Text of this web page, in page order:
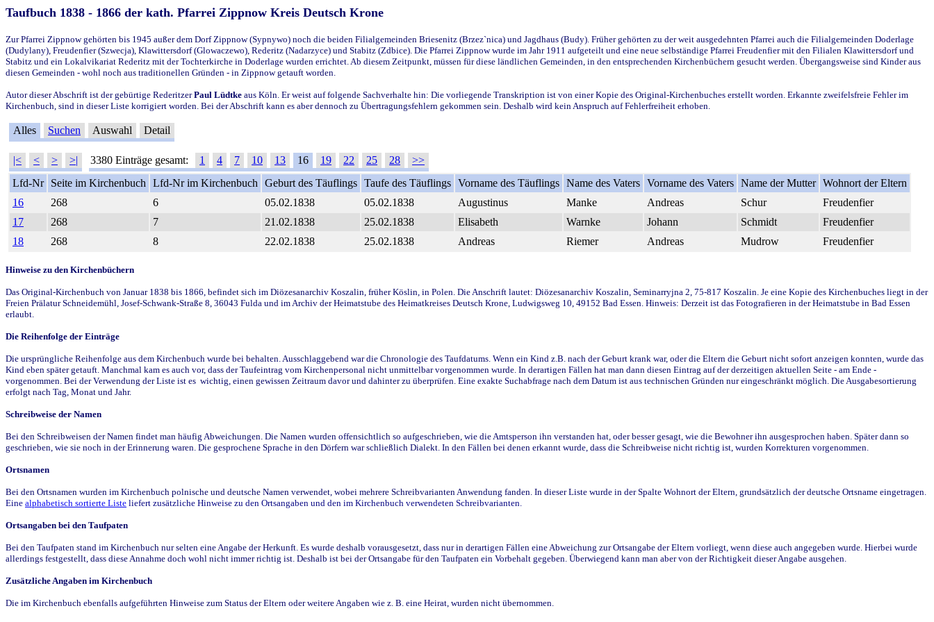
Taufbuch 1838 - 1866 der kath. Pfarrei Zippnow Kreis Deutsch Krone
Zur Pfarrei Zippnow gehörten bis 1945 außer dem Dorf Zippnow (Sypnywo) noch die beiden Filialgemeinden Briesenitz (Brzez`nica) und Jagdhaus (Budy). Früher gehörten zu der weit ausgedehnten Pfarrei auch die Filialgemeinden Doderlage
(Dudylany), Freudenfier (Szwecja), Klawittersdorf (Glowaczewo), Rederitz (Nadarzyce) und Stabitz (Zdbice). Die Pfarrei Zippnow wurde im Jahr 1911 aufgeteilt und eine neue selbständige Pfarrei Freudenfier mit den Filialen Klawittersdorf und
Stabitz und ein Lokalvikariat Rederitz mit der Tochterkirche in Doderlage wurden errichtet. Ab diesem Zeitpunkt, müssen für diese ländlichen Gemeinden, in den entsprechenden Kirchenbüchern gesucht werden. Übergangsweise sind Kinder aus
diesen Gemeinden - wohl noch aus traditionellen Gründen - in Zippnow getauft worden.
Autor dieser Abschrift ist der gebürtige RederitzerPaul Lüdtke aus Köln. Er weist auf folgende Sachverhalte hin: Die vorliegende Transkription ist von einer Kopie des Original-Kirchenbuches erstellt worden. Erkannte zweifelsfreie Fehler im
Kirchenbuch, sind in dieser Liste korrigiert worden. Bei der Abschrift kann es aber dennoch zu Übertragungsfehlern gekommen sein. Deshalb wird kein Anspruch auf Fehlerfreiheit erhoben.
Alles Suchen Auswahl Detail
|< < > >| 3380 Einträge gesamt: 1 4 7 10 13 16 19 22 25 28
>>
Lfd-Nr
Seite im Kirchenbuch Lfd-Nr im Kirchenbuch Geburt des Täuflings Taufe des Täuflings Vorname des Täuflings Name des Vaters Vorname des Vaters Name der Mutter Wohnort der Eltern
16
268 6 05.02.1838 05.02.1838 Augustinus Manke Andreas Schur
Freudenfier
17
268 7 21.02.1838 25.02.1838 Elisabeth Warnke Johann Schmidt
Freudenfier
18
268 8 22.02.1838 25.02.1838 Andreas Riemer Andreas Mudrow Freudenfier
Hinweise zu den Kirchenbüchern
Das Original-Kirchenbuch von Januar 1838 bis 1866, befindet sich im Diözesanarchiv Koszalin, früher Köslin, in Polen. Die Anschrift lautet: Diözesanarchiv Koszalin, Seminarryjna 2, 75-817 Koszalin. Je eine Kopie des Kirchenbuches liegt in der
Freien Prälatur Schneidemühl, Josef-Schwank-Straße 8, 36043 Fulda und im Archiv der Heimatstube des Heimatkreises Deutsch Krone, Ludwigsweg 10, 49152 Bad Essen. Hinweis: Derzeit ist das Fotografieren in der Heimatstube in Bad Essen
erlaubt.
Die Reihenfolge der Einträge
Die ursprüngliche Reihenfolge aus dem Kirchenbuch wurde bei behalten. Ausschlaggebend war die Chronologie des Taufdatums. Wenn ein Kind z.B. nach der Geburt krank war, oder die Eltern die Geburt nicht sofort anzeigen konnten, wurde das
Kind eben später getauft. Manchmal kam es auch vor, dass der Taufeintrag vom Kirchenpersonal nicht unmittelbar vorgenommen wurde. In derartigen Fällen hat man dann diesen Eintrag auf der derzeitigen aktuellen Seite - am Ende -
vorgenommen. Bei der Verwendung der Liste ist es wichtig, einen gewissen Zeitraum davor und dahinter zu überprüfen. Eine exakte Suchabfrage nach dem Datum ist aus technischen Gründen nur eingeschränkt möglich. Die Ausgabesortierung
erfolgt nach Tag, Monat und Jahr.
Schreibweise der Namen
Bei den Schreibweisen der Namen findet man häufig Abweichungen. Die Namen wurden offensichtlich so aufgeschrieben, wie die Amtsperson ihn verstanden hat, oder besser gesagt, wie die Bewohner ihn ausgesprochen haben. Später dann so
geschrieben, wie sie noch in der Erinnerung waren. Die gesprochene Sprache in den Dörfern war schließlich Dialekt. In den Fällen bei denen erkannt wurde, dass die Schreibweise nicht richtig ist, wurden Korrekturen vorgenommen.
Ortsnamen
Bei den Ortsnamen wurden im Kirchenbuch polnische und deutsche Namen verwendet, wobei mehrere Schreibvarianten Anwendung fanden. In dieser Liste wurde in der Spalte Wohnort der Eltern, grundsätzlich der deutsche Ortsname eingetragen.
Eine alphabetisch sortierte Liste liefert zusätzliche Hinweise zu den Ortsangaben und den im Kirchenbuch verwendeten Schreibvarianten.
Ortsangaben bei den Taufpaten
Bei den Taufpaten stand im Kirchenbuch nur selten eine Angabe der Herkunft. Es wurde deshalb vorausgesetzt, dass nur in derartigen Fällen eine Abweichung zur Ortsangabe der Eltern vorliegt, wenn diese auch angegeben wurde. Hierbei wurde
allerdings festgestellt, dass diese Annahme doch wohl nicht immer richtig ist. Deshalb ist bei der Ortsangabe für den Taufpaten ein Vorbehalt gegeben. Überwiegend kann man aber von der Richtigkeit dieser Angabe ausgehen.
Zusätzliche Angaben im Kirchenbuch
Die im Kirchenbuch ebenfalls aufgeführten Hinweise zum Status der Eltern oder weitere Angaben wie z. B. eine Heirat, wurden nicht übernommen.